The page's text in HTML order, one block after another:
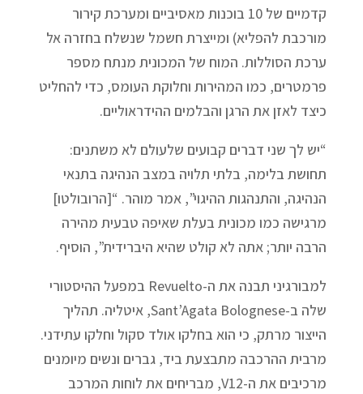
קדמיים של 10 בוכנות מאסיביים ומערכת קירור
מורכבת להפליא) ומייצרת חשמל שנשלח בחזרה אל
ערכת הסוללות. המוח של המכונית מנתח מספר
פרמטרים, כמו המהירות וחלוקת העומס, כדי להחליט
כיצד לאזן את הרגן והבלמים ההידראוליים.
“יש לך שני דברים קבועים שלעולם לא משתנים:
תחושת בלימה, בלתי תלויה במצב הנהיגה בתנאי
הנהיגה, והתנהגות ההיגוי”, אמר מוהר. “[הרובולטו]
מרגישה כמו מכונית בעלת שאיפה טבעית מהירה
הרבה יותר; אתה לא קולט שהיא היברידית”, הוסיף.
למבורגיני תבנה את ה-Revuelto במפעל ההיסטורי
שלה ב-Sant’Agata Bolognese, איטליה. תהליך
הייצור מרתק, כי הוא בחלקו אולד סקול וחלקו עתידני.
מרבית ההרכבה מתבצעת ביד, גברים ונשים מיומנים
מרכיבים את ה-V12, מבריחים את לוחות המרכב